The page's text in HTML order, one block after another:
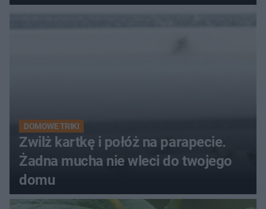
kobiety
DOMOWE TRIKI
Zwilż kartkę i połóż na parapecie.
Żadna mucha nie wleci do twojego
domu